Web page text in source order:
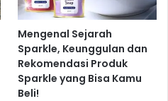
Mengenal Sejarah
Sparkle, Keunggulan dan
Rekomendasi Produk
Sparkle yang Bisa Kamu
Beli!